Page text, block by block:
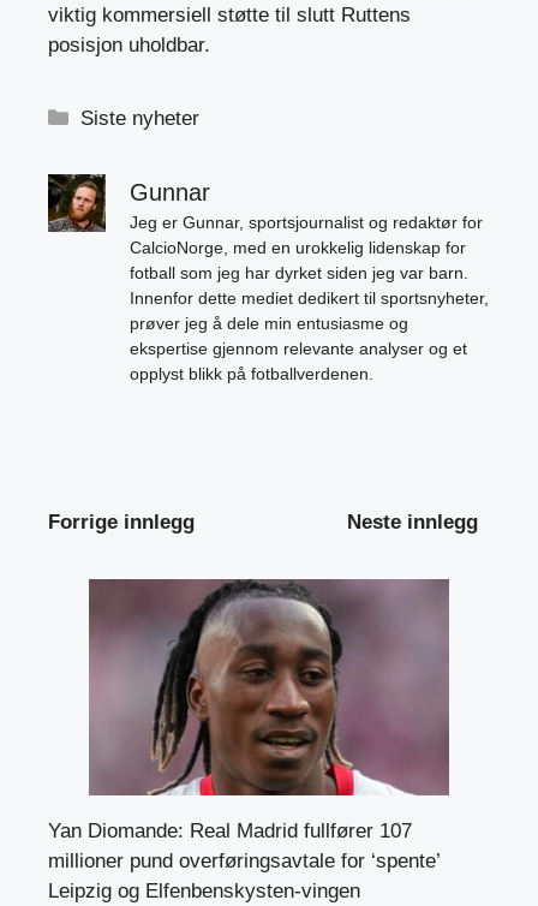
viktig kommersiell støtte til slutt Ruttens
posisjon uholdbar.
Kategorier
Siste nyheter
Gunnar
Jeg er Gunnar, sportsjournalist og redaktør for
CalcioNorge, med en urokkelig lidenskap for
fotball som jeg har dyrket siden jeg var barn.
Innenfor dette mediet dedikert til sportsnyheter,
prøver jeg å dele min entusiasme og
ekspertise gjennom relevante analyser og et
opplyst blikk på fotballverdenen.
Forrige innlegg Neste innlegg
Yan Diomande: Real Madrid fullfører 107
millioner pund overføringsavtale for ‘spente’
Leipzig og Elfenbenskysten-vingen